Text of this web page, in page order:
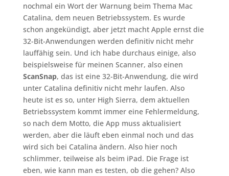
nochmal ein Wort der Warnung beim Thema Mac
Catalina, dem neuen Betriebssystem. Es wurde
schon angekündigt, aber jetzt macht Apple ernst die
32-Bit-Anwendungen werden definitiv nicht mehr
lauffähig sein. Und ich habe durchaus einige, also
beispielsweise für meinen Scanner, also einen
ScanSnap, das ist eine 32-Bit-Anwendung, die wird
unter Catalina definitiv nicht mehr laufen. Also
heute ist es so, unter High Sierra, dem aktuellen
Betriebssystem kommt immer eine Fehlermeldung,
so nach dem Motto, die App muss aktualisiert
werden, aber die läuft eben einmal noch und das
wird sich bei Catalina ändern. Also hier noch
schlimmer, teilweise als beim iPad. Die Frage ist
eben, wie kann man es testen, ob die gehen? Also